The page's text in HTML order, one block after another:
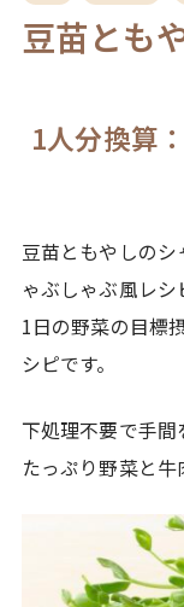
豆苗とも
1人分換算
豆苗ともやしの
ゃぶしゃぶ風レシ
1日の野菜の目標
シピです。
下処理不要で手間
たっぷり野菜と牛